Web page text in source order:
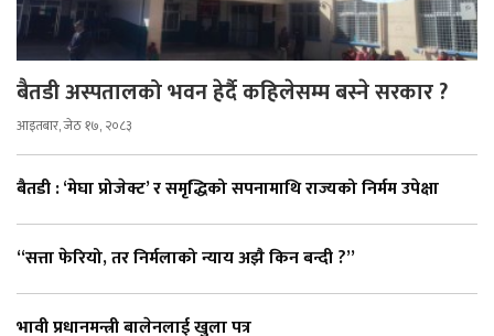
बैतडी अस्पतालको भवन हेर्दै कहिलेसम्म बस्ने सरकार ?
आइतबार, जेठ १७, २०८३
बैतडी : ‘मेघा प्रोजेक्ट’ र समृद्धिको सपनामाथि राज्यको निर्मम उपेक्षा
“सत्ता फेरियो, तर निर्मलाको न्याय अझै किन बन्दी ?”
भावी प्रधानमन्त्री बालेनलाई खुला पत्र